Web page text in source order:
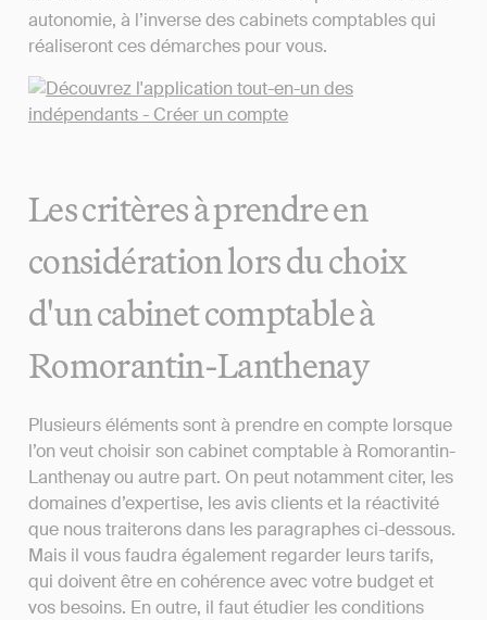
autonomie, à l’inverse des cabinets comptables qui
réaliseront ces démarches pour vous.
Les critères à prendre en
considération lors du choix
d'un cabinet comptable à
Romorantin-Lanthenay
Plusieurs éléments sont à prendre en compte lorsque
l’on veut choisir son cabinet comptable à Romorantin-
Lanthenay ou autre part. On peut notamment citer, les
domaines d’expertise, les avis clients et la réactivité
que nous traiterons dans les paragraphes ci-dessous.
Mais il vous faudra également regarder leurs tarifs,
qui doivent être en cohérence avec votre budget et
vos besoins. En outre, il faut étudier les conditions